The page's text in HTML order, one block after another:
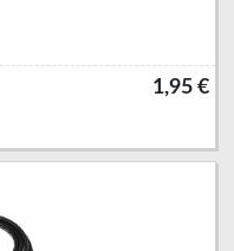
1,95 €